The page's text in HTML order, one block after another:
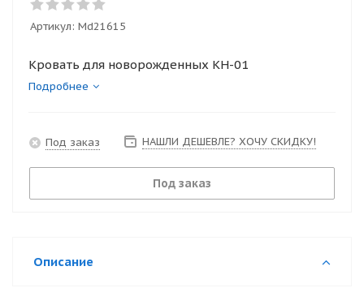
Артикул: Md21615
Кровать для новорожденных КН-01
Подробнее
Под заказ НАШЛИ ДЕШЕВЛЕ? ХОЧУ СКИДКУ!
Под заказ
Описание